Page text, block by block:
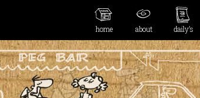
home about daily’s